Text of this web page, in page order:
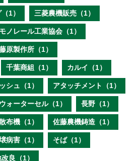
1） 三菱農機販売（1）
モノレール工業協会（1）
原製作所（1）
千葉商組（1） カルイ（1）
シュ（1） アタッチメント（1）
ウォーターセル（1） 長野（1）
布機（1） 佐藤農機鋳造（1）
病害（1） そば（1）
良（1）